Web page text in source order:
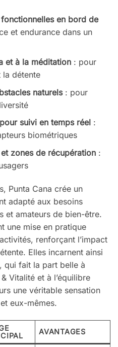
fonctionnelles en bord de
et endurance dans un
et à la méditation: pour
la détente
naturels: pour
suivi en temps réel:
biométriques
zones de récupération:
Punta Cana crée un
adapté aux besoins
et amateurs de bien-être.
une mise en pratique
renforçant l’impact
Elles incarnent ainsi
qui fait la part belle à
Vitalité et à l’équilibre
une véritable sensation
eux-mêmes.
AVANTAGES